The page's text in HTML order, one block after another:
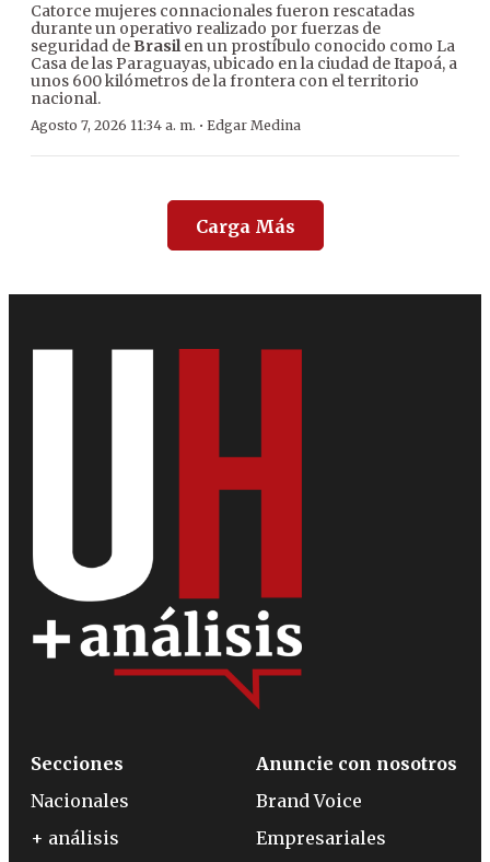
Catorce mujeres connacionales fueron rescatadas
durante un operativo realizado por fuerzas de
seguridad de Brasilen un prostíbulo conocido como La
Casa de las Paraguayas, ubicado en la ciudad de Itapoá, a
unos 600 kilómetros de la frontera con el territorio
nacional.
Agosto 7, 2026 11:34 a. m. · Edgar Medina
Carga Más
Secciones
Nacionales
+ análisis
Anuncie con nosotros
Brand Voice
Empresariales